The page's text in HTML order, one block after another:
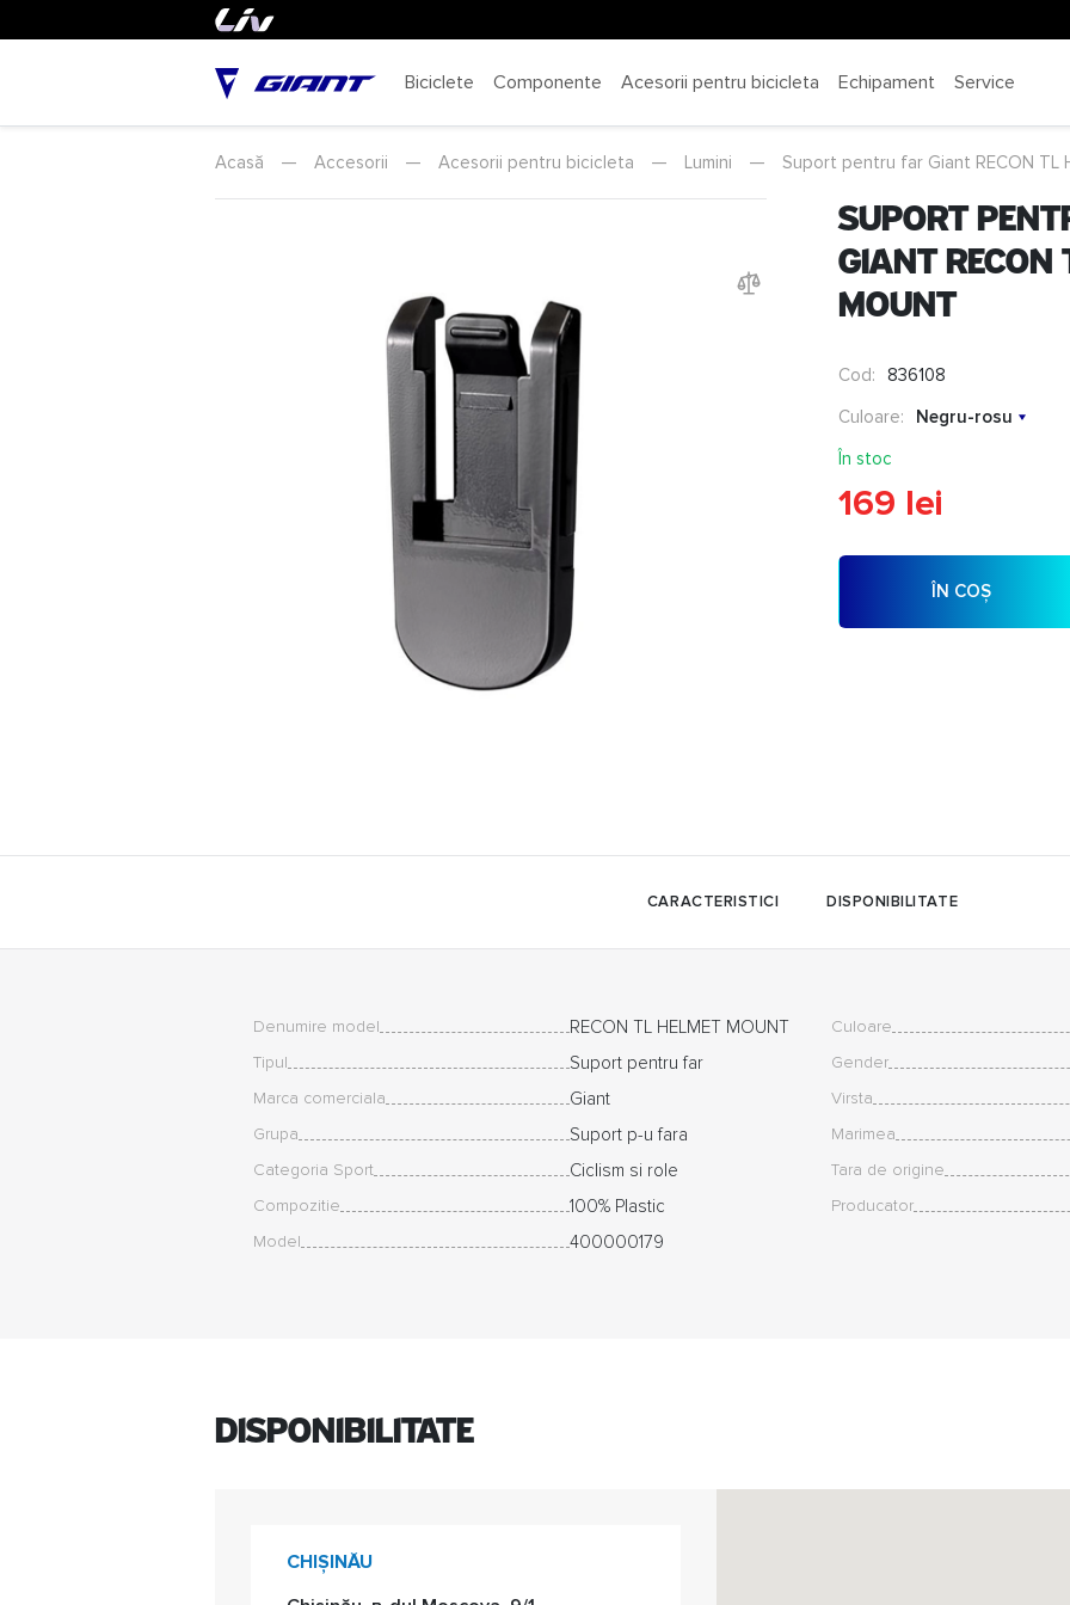
Biciclete Componente Acesorii pentru bicicleta Echipament Service
Acasă — Accesorii — Acesorii pentru bicicleta — Lumini — Suport pentru far Giant RECON TL
Suport
Giant RECON
MOUNT
Cod:
836108
Culoare:
Negru-rosu
În stoc
169 lei
ÎN COȘ
CARACTERISTICI DISPONIBILITATE
Denumire model RECON TL HELMET MOUNT
Tipul Suport pentru far
Marca comerciala Giant
Grupa Suport p-u fara
Categoria Sport Ciclism si role
Compozitie 100% Plastic
Model 400000179
Culoare
Gender
Virsta
Marimea
Tara de origine
Producator
Disponibilitate
CHIȘINĂU